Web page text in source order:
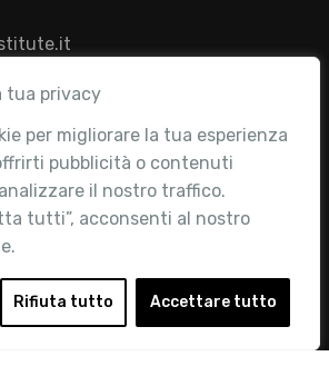
tua privacy
per migliorare la tua esperienza
pubblicità o contenuti
il nostro traffico.
tutti”, acconsenti al nostro
Rifiuta tutto Accettare tutto